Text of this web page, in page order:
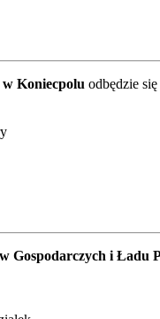
Koniecpolu odbędzie
Gospodarczych i Ładu